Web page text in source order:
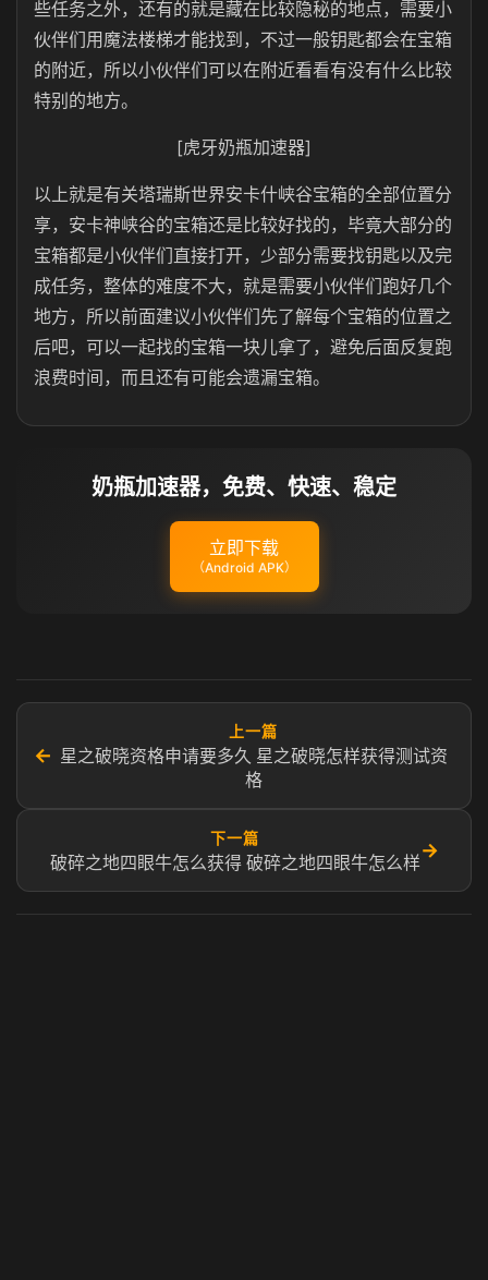
些任务之外，还有的就是藏在比较隐秘的地点，需要小
伙伴们用魔法楼梯才能找到，不过一般钥匙都会在宝箱
的附近，所以小伙伴们可以在附近看看有没有什么比较
特别的地方。
[虎牙奶瓶加速器]
以上就是有关塔瑞斯世界安卡什峡谷宝箱的全部位置分
享，安卡神峡谷的宝箱还是比较好找的，毕竟大部分的
宝箱都是小伙伴们直接打开，少部分需要找钥匙以及完
成任务，整体的难度不大，就是需要小伙伴们跑好几个
地方，所以前面建议小伙伴们先了解每个宝箱的位置之
后吧，可以一起找的宝箱一块儿拿了，避免后面反复跑
浪费时间，而且还有可能会遗漏宝箱。
奶瓶加速器，免费、快速、稳定
立即下载
（Android APK）
←
上一篇
星之破晓资格申请要多久 星之破晓怎样获得测试资
格
下一篇
破碎之地四眼牛怎么获得 破碎之地四眼牛怎么样
→